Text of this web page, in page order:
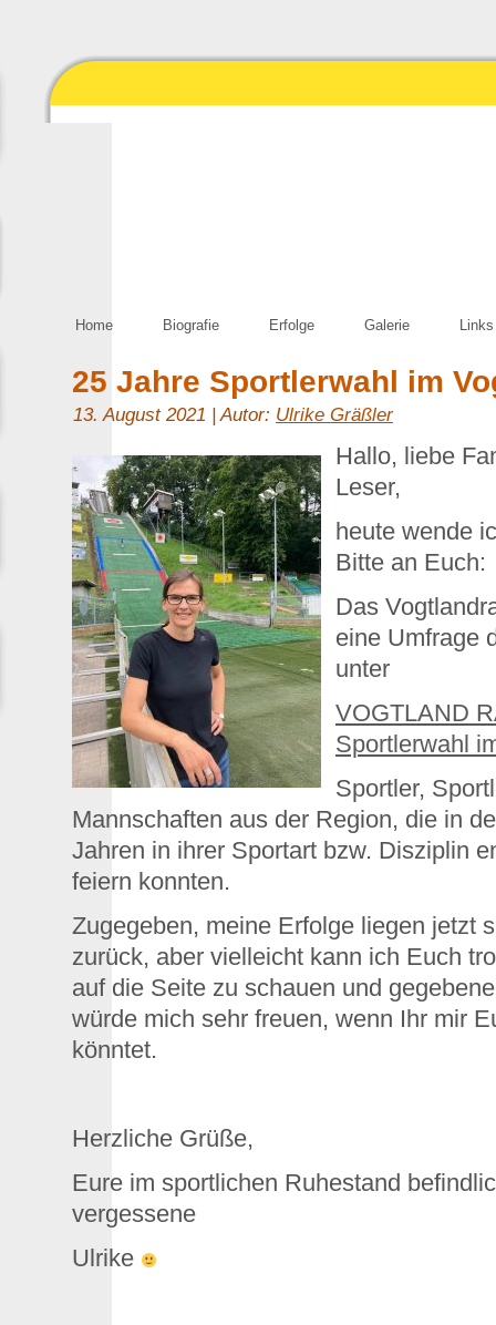
Home Biografie Erfolge Galerie Links
25 Jahre Sportlerwahl im
13. August 2021 | Autor: Ulrike Gräßler
Hallo, liebe
Leser,
heute wende
Bitte an Euch:
Das
eine Umfrage
unter
VOGTLAND
Sportlerwahl
Sportler,
Mannschaften aus der Region, die in
Jahren in ihrer Sportart bzw. Disziplin
feiern konnten.
Zugegeben, meine Erfolge liegen jetzt
zurück, aber vielleicht kann ich Euch
auf die Seite zu schauen und
würde mich sehr freuen, wenn Ihr mir
könntet.
Herzliche Grüße,
Eure im sportlichen Ruhestand
vergessene
Ulrike